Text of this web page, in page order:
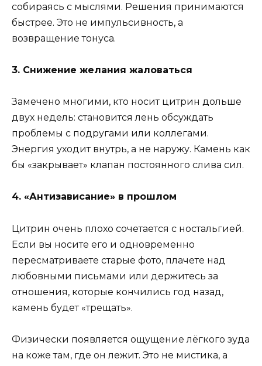
собираясь с мыслями. Решения принимаются
быстрее. Это не импульсивность, а
возвращение тонуса.
3. Снижение желания жаловаться
Замечено многими, кто носит цитрин дольше
двух недель: становится лень обсуждать
проблемы с подругами или коллегами.
Энергия уходит внутрь, а не наружу. Камень как
бы «закрывает» клапан постоянного слива сил.
4. «Антизависание» в прошлом
Цитрин очень плохо сочетается с ностальгией.
Если вы носите его и одновременно
пересматриваете старые фото, плачете над
любовными письмами или держитесь за
отношения, которые кончились год назад,
камень будет «трещать».
Физически появляется ощущение лёгкого зуда
на коже там, где он лежит. Это не мистика, а